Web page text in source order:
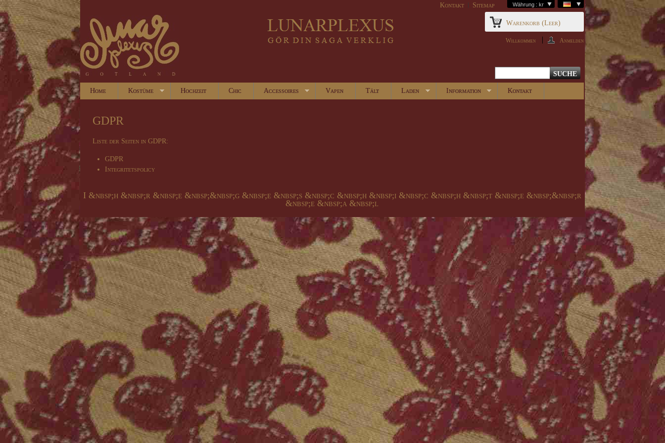
Währung : kr
Kontakt Sitemap
Warenkorb (Leer)
Willkommen Anmelden
Home Kostüme Hochzeit Chic Accessoires Vapen Tält Laden Information Kontakt
GDPR
Liste der Seiten in GDPR:
GDPR
Integritetspolicy
I &nbsp;h &nbsp;r &nbsp;e &nbsp;&nbsp;g &nbsp;e &nbsp;s &nbsp;c &nbsp;h &nbsp;i &nbsp;c &nbsp;h &nbsp;t &nbsp;e &nbsp;&nbsp;r
&nbsp;e &nbsp;a &nbsp;l